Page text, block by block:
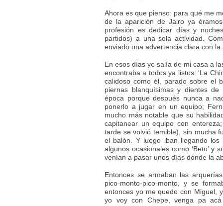
Ahora es que pienso: para qué me
de la aparición de Jairo ya
profesión es dedicar días y
partidos) a una sola actividad.
enviado una advertencia clara con
En esos días yo salía de mi casa a
encontraba a todos ya listos: ‘La
calidoso como él, parado sobre el
piernas blanquísimas y dientes
época porque después nunca a
ponerlo a jugar en un equipo;
mucho más notable que su
capitanear un equipo con
tarde se volvió temible), sin mucha
el balón. Y luego iban llegando los
algunos ocasionales como ‘Beto’ y
venían a pasar unos días donde la
Entonces se armaban las
pico-monto-pico-monto, y se
entonces yo me quedo con Miguel,
yo voy con Chepe, venga pa